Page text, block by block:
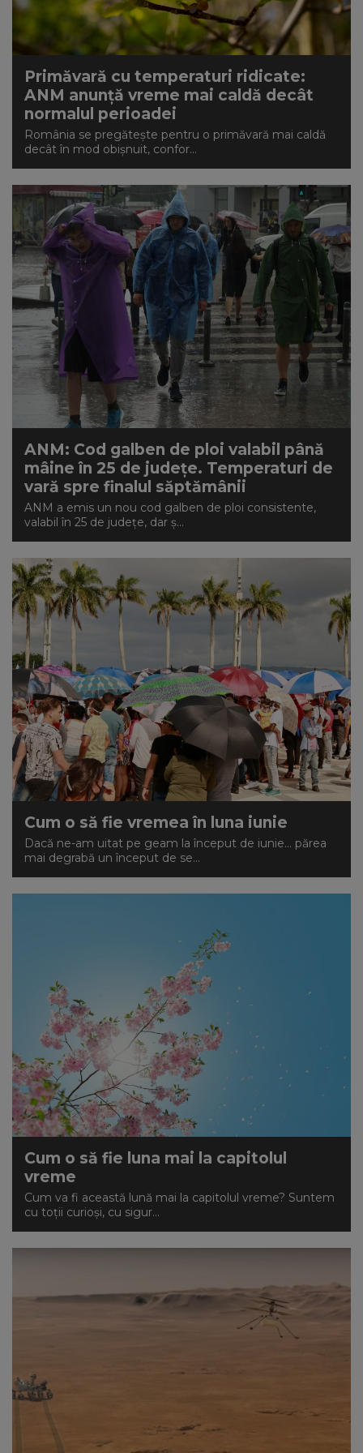
CONTUL MEU
Primăvară cu temperaturi ridicate:
ANM anunță vreme mai caldă decât
normalul perioadei
România se pregătește pentru o primăvară mai caldă
decât în mod obișnuit, confor...
ANM: Cod galben de ploi valabil până
mâine în 25 de județe. Temperaturi de
vară spre finalul săptămânii
ANM a emis un nou cod galben de ploi consistente,
valabil în 25 de judeţe, dar ș...
Cum o să fie vremea în luna iunie
Dacă ne-am uitat pe geam la început de iunie… părea
mai degrabă un început de se...
Cum o să fie luna mai la capitolul
vreme
Cum va fi această lună mai la capitolul vreme? Suntem
cu toții curioși, cu sigur...